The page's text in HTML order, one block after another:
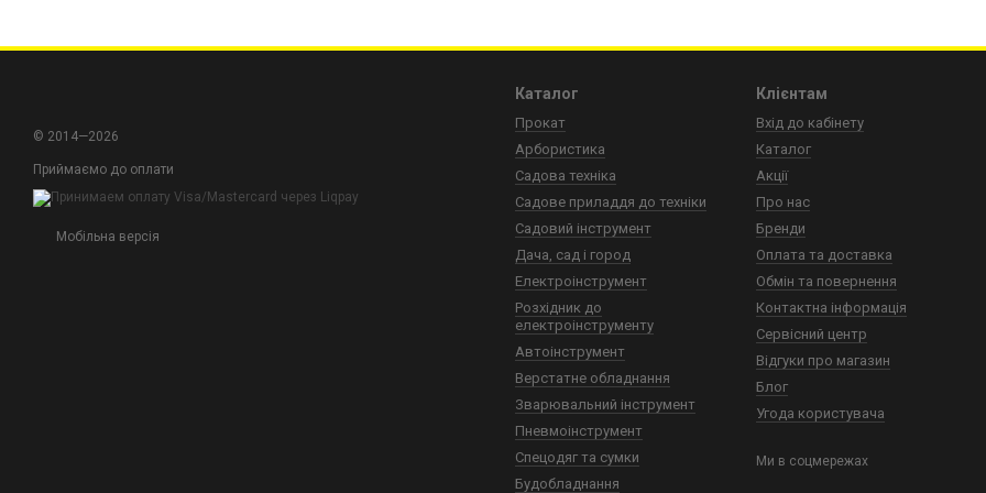
Надійність: John Stalevarгарантує вам лише оригінальний
ергономічний дизайн наших степлерів додає
Підвищте ефективність вашого робочого процесу із пневматичними
відчуйте переваги продуктивної та надійної роботи на будь-якому будівельному
© 2014—2026
Приймаємо до оплати
Мобільна версія
Каталог
Прокат
Арбористика
Садова техніка
Садове приладдя до техніки
Садовий інструмент
Дача, сад і город
Електроінструмент
Розхідник до
електроінструменту
Автоінструмент
Верстатне обладнання
Зварювальний інструмент
Пневмоінструмент
Спецодяг та сумки
Будобладнання
Клієнтам
Вхід до кабінету
Каталог
Акції
Про нас
Бренди
Оплата та доставка
Обмін та повернення
Контактна інформація
Сервісний центр
Відгуки про магазин
Блог
Угода користувача
Ми в соцмережах